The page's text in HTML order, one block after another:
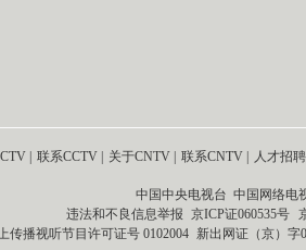
| 联系CCTV | 关于CNTV | 联系CNTV | 人才招聘
中国中央电视台 中国网络电
违法和不良信息举报 京ICP证060535号
传播视听节目许可证号 0102004 新出网证（京）